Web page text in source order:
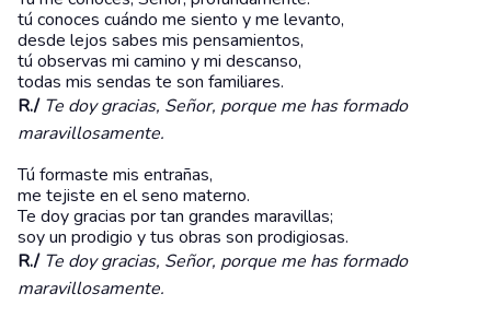
tú conoces cuándo me siento y me levanto,
desde lejos sabes mis pensamientos,
tú observas mi camino y mi descanso,
todas mis sendas te son familiares.
R./ Te doy gracias, Señor, porque me has formado
maravillosamente.
Tú formaste mis entrañas,
me tejiste en el seno materno.
Te doy gracias por tan grandes maravillas;
soy un prodigio y tus obras son prodigiosas.
R./ Te doy gracias, Señor, porque me has formado
maravillosamente.